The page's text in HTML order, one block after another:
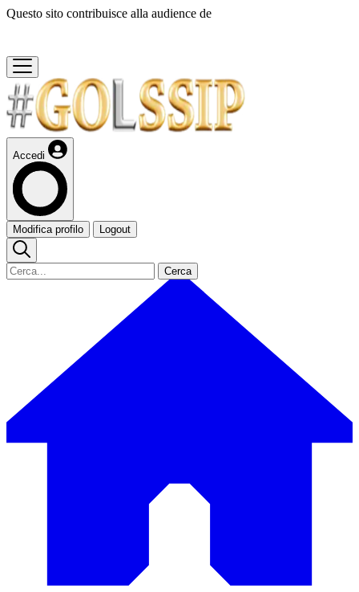
Questo sito contribuisce alla audience de
Accedi
Modifica profilo Logout
Cerca